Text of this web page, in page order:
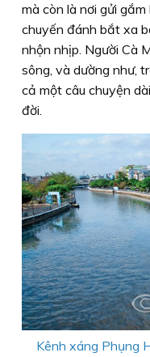
mà còn là nơi gửi
chuyến đánh bắt xa
nhộn nhịp. Người Cà
sông, và dường như,
cả một câu chuyện
đời.
Kênh xáng Phụng